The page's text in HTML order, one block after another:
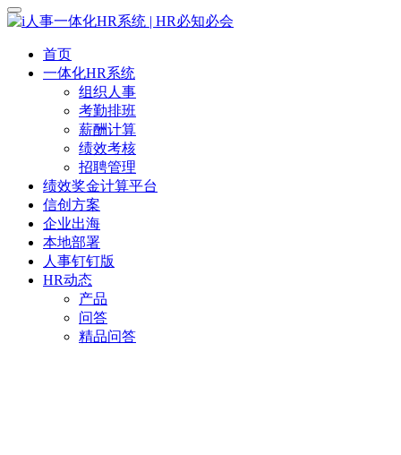
首页
一体化HR系统
组织人事
考勤排班
薪酬计算
绩效考核
招聘管理
绩效奖金计算平台
信创方案
企业出海
本地部署
人事钉钉版
HR动态
产品
问答
精品问答